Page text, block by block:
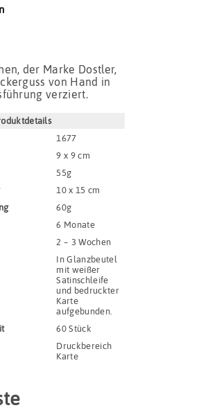
der Marke Dostler,
von Hand in
verziert.
1677
9 x 9 cm
55g
10 x 15 cm
60g
6 Monate
2 – 3 Wochen
In Glanzbeutel
mit weißer
Satinschleife
und bedruckter
Karte
aufgebunden.
60 Stück
Druckbereich
Karte